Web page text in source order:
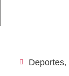
Deportes,